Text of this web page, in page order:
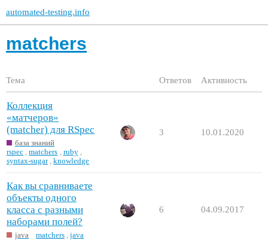
automated-testing.info
matchers
Тема Ответов Активность
Коллекция
«матчеров»
(matcher) для RSpec
база знаний
rspec ,matchers ruby
syntax-sugar ,knowledge
3 10.01.2020
Как вы сравниваете
объекты одного
класса с разными
наборами полей?
java matchers ,java
6 04.09.2017